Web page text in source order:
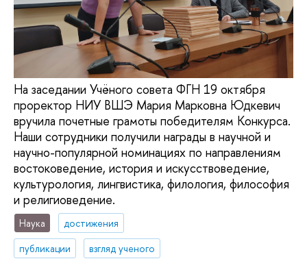
На заседании Учёного совета ФГН 19 октября
проректор НИУ ВШЭ Мария Марковна Юдкевич
вручила почетные грамоты победителям Конкурса.
Наши сотрудники получили награды в научной и
научно-популярной номинациях по направлениям
востоковедение, история и искусствоведение,
культурология, лингвистика, филология, философия
и религиоведение.
Наука
достижения
публикации
взгляд ученого